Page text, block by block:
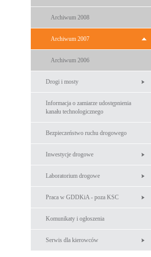
Archiwum 2008
Archiwum 2007
Archiwum 2006
Drogi i mosty
Informacja o zamiarze udostępnienia
kanału technologicznego
Bezpieczeństwo ruchu drogowego
Inwestycje drogowe
Laboratorium drogowe
Praca w GDDKiA - poza KSC
Komunikaty i ogłoszenia
Serwis dla kierowców